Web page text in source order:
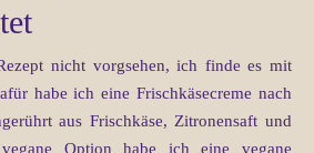
nicht vorgsehen, ich finde es mit
habe ich eine Frischkäsecreme nach
aus Frischkäse, Zitronensaft und
Option habe ich eine vegane